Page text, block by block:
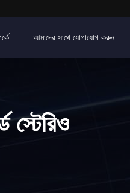
আমাদের সাথে যোগাযোগ করুন
স্টেরিও